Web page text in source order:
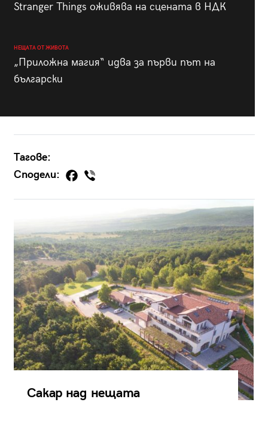
Stranger Things оживява на сцената в НДК
НЕЩАТА ОТ ЖИВОТА
„Приложна магия“ идва за първи път на
български
Тагове:
Сподели:
Сакар над нещата